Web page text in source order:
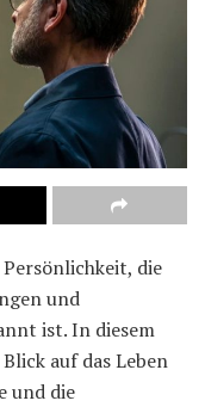
die
und
ist. In diesem
auf das Leben
und die